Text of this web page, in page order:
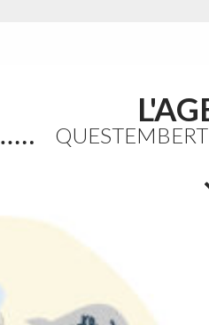
Accueils de
Ouverture
des
Les réservations des
loisirs de La Maison
septembre à
partir du 20 juillet 2026